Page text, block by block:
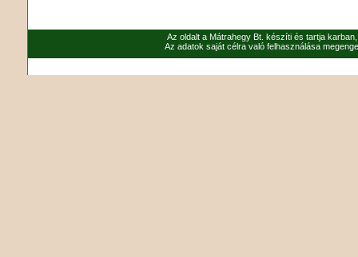
Az oldalt a Mátrahegy Bt. készíti és tartja
Az adatok saját célra való felhasználása